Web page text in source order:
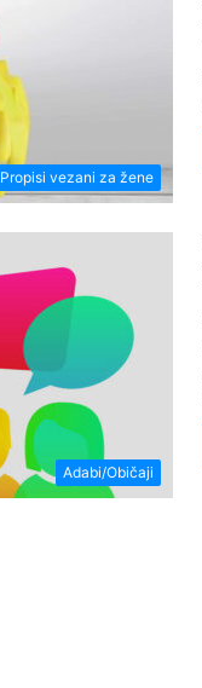
Propisi vezani za žene
Adabi/Običaji